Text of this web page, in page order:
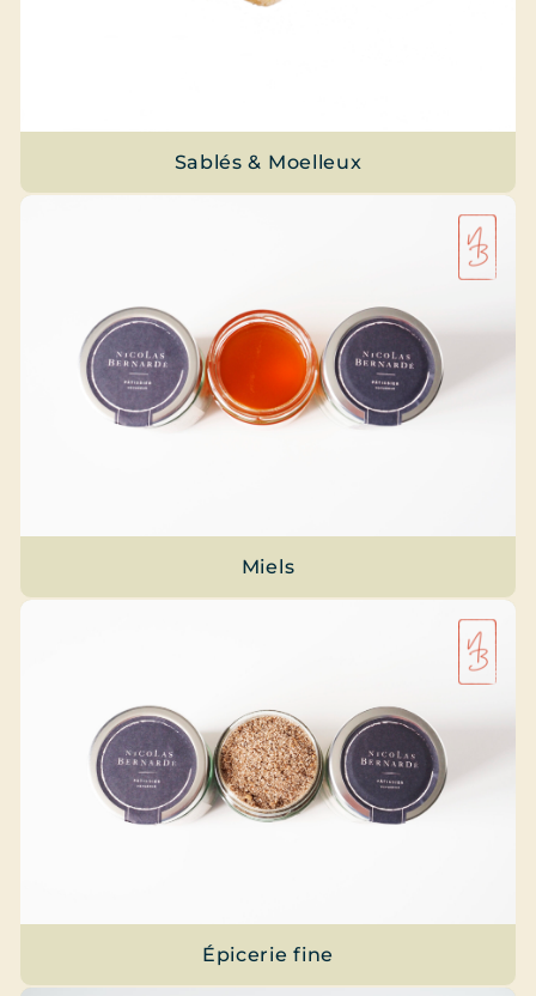
Sablés & Moelleux
Miels
Épicerie fine